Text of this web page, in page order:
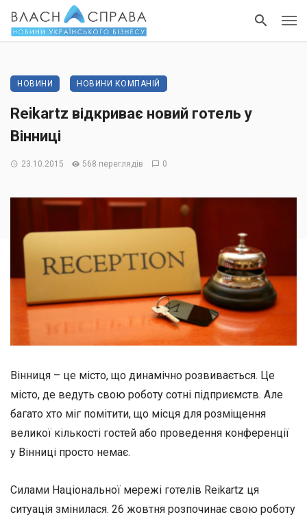
НОВИНИ НОВИНИ КОМПАНІЙ
Reikartz відкриває новий готель у
Вінниці
23.10.2015 568 переглядів 0
Вінниця – це місто, що динамічно розвивається. Це
місто, де ведуть свою роботу сотні підприємств. Але
багато хто міг помітити, що місця для розміщення
великої кількості гостей або проведення конференції
у Вінниці просто немає.
Силами Національної мережі готелів Reikartz ця
ситуація змінилася. 26 жовтня розпочинає свою роботу